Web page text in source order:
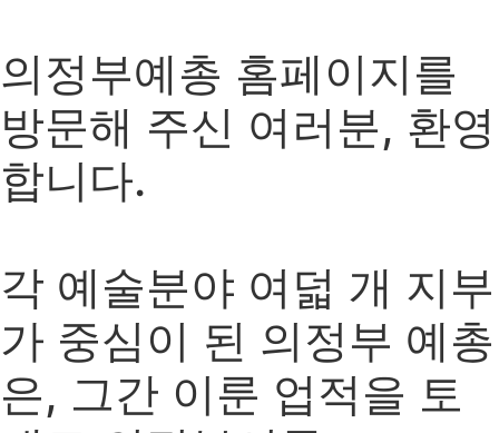
의정부예총 홈페이지를
방문해 주신 여러분, 환영
합니다.
각 예술분야 여덟 개 지부
가 중심이 된 의정부 예총
은, 그간 이룬 업적을 토